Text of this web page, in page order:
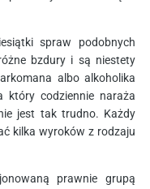
spraw podobnych
bzdury i są niestety
albo alkoholika
który codziennie naraża
jest tak trudno. Każdy
kilka wyroków z rodzaju
prawnie grupą